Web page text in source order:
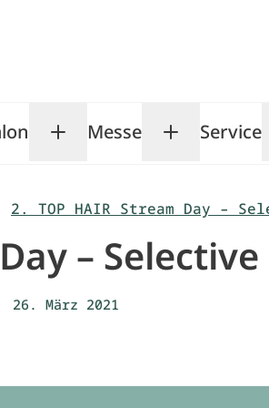
submenu
Toggle TOP Salon
Messe ToggleService
2. TOP HAIR Stream Day –
–
26. März 2021